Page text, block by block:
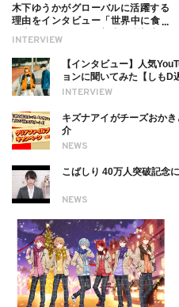
INTERVIEW
木下ゆうかがグローバルに活躍する
理由をインタビュー「世界中に食べ
ついても
INTERVIEW
【インタビュー】人気
ョンに聞いてみた【しもD
NEWS
キズナアイがチーズおか
介
NEWS
こばしり 40万人突破記念